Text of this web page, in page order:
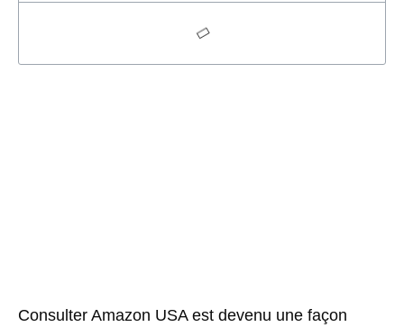
Consulter Amazon USA est devenu une façon